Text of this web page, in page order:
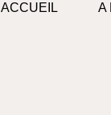
ACCUEIL A